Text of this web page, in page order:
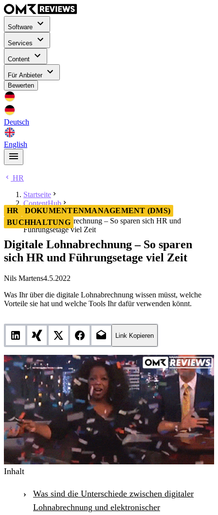
Software
Services
Content
Für Anbieter
Bewerten
Deutsch
English
HR
Startseite
ContentHub
HR
Digitale Lohnabrechnung – So sparen sich HR und
Führungsetage viel Zeit
HR
DOKUMENTENMANAGEMENT (DMS)
BUCHHALTUNG
Digitale Lohnabrechnung – So sparen
sich HR und Führungsetage viel Zeit
Nils Martens4.5.2022
Was Ihr über die digitale Lohnabrechnung wissen müsst, welche
Vorteile sie hat und welche Tools Ihr dafür verwenden könnt.
Link Kopieren
Inhalt
Was sind die Unterschiede zwischen digitaler
Lohnabrechnung und elektronischer